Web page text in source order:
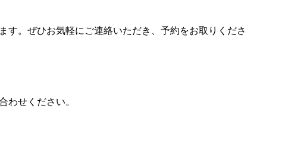
す。ぜひお気軽にご連絡いただき、予約をお取りくださ
わせください。